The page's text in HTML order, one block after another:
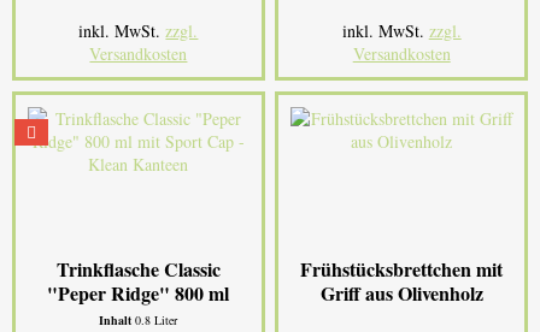
inkl. MwSt.zzgl.
Versandkosten
inkl. MwSt. zzgl.
Versandkosten
Trinkflasche Classic
"Peper Ridge" 800 ml
mit...
Inhalt0.8 Liter
Frühstücksbrettchen mit
Griff aus Olivenholz